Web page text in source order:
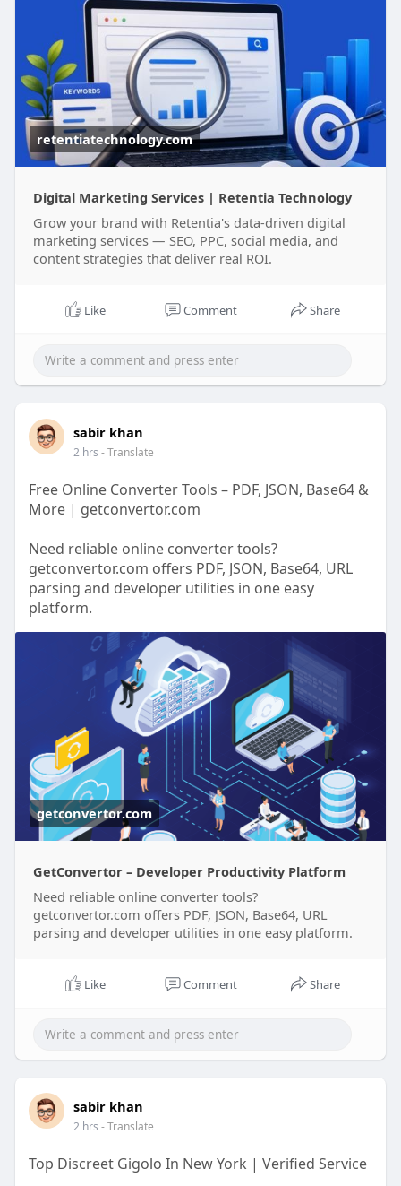
retentiatechnology.com
Digital Marketing Services | Retentia Technology
Grow your brand with Retentia's data-driven digital
marketing services — SEO, PPC, social media, and
content strategies that deliver real ROI.
Like Comment Share
sabir khan
2 hrs - Translate
Free Online Converter Tools – PDF, JSON, Base64 &
More | getconvertor.com
Need reliable online converter tools?
getconvertor.com offers PDF, JSON, Base64, URL
parsing and developer utilities in one easy
platform.
Website: -https://getconvertor.com/
getconvertor.com
GetConvertor – Developer Productivity Platform
Need reliable online converter tools?
getconvertor.com offers PDF, JSON, Base64, URL
parsing and developer utilities in one easy platform.
Like Comment Share
sabir khan
2 hrs - Translate
Top Discreet Gigolo In New York | Verified Service